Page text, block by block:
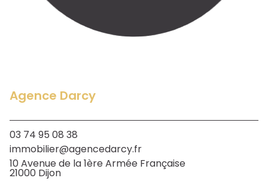
Agence Darcy
03 74 95 08 38
immobilier@agencedarcy.fr
10 Avenue de la 1ère Armée Française
21000 Dijon